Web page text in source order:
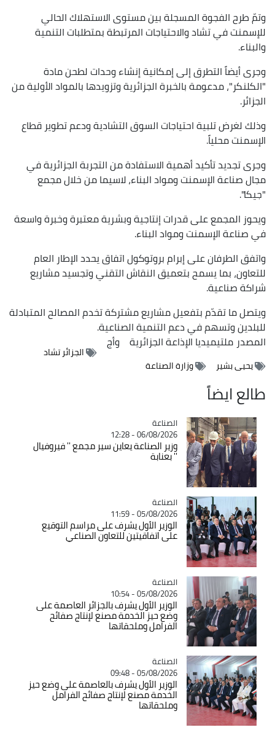
وتمّ طرح الفجوة المسجلة بين مستوى الاستهلاك الحالي
للإسمنت في تشاد والاحتياجات المرتبطة بمتطلبات التنمية
والبناء.
وجرى أيضاً التطرق إلى إمكانية إنشاء وحدات لطحن مادة
"الكلنكر"، مدعومة بالخبرة الجزائرية وتزويدها بالمواد الأولية من
الجزائر.
وذلك لغرض تلبية احتياجات السوق التشادية ودعم تطوير قطاع
الإسمنت محلياً.
وجرى تجديد تأكيد أهمية الاستفادة من التجربة الجزائرية في
مجال صناعة الإسمنت ومواد البناء، لاسيما من خلال مجمع
"جيكا".
ويحوز المجمع على قدرات إنتاجية وبشرية معتبرة وخبرة واسعة
في صناعة الإسمنت ومواد البناء.
واتفق الطرفان على إبرام بروتوكول اتفاق يحدد الإطار العام
للتعاون، بما يسمح بتعميق النقاش التقني وتجسيد مشاريع
شراكة صناعية.
ويتصل ما تقدّم بتفعيل مشاريع مشتركة تخدم المصالح المتبادلة
للبلدين وتسهم في دعم التنمية الصناعية.
المصدرملتيميديا الإذاعة الجزائرية وأج
الجزائر تشاد
يحيى بشير
وزارة الصناعة
طالع ايضاً
Catégorie
الصناعة
06/08/2026 - 12:28
وزير الصناعة يعاين سير مجمع '' فيروفيال
'' بعنابة
Catégorie
الصناعة
05/08/2026 - 11:59
الوزير الأول يشرف على مراسم التوقيع
على اتفاقيتين للتعاون الصناعي
Catégorie
الصناعة
05/08/2026 - 10:54
الوزير الأول يشرف بالجزائر العاصمة على
وضع حيز الخدمة مصنع لإنتاج صفائح
الفرامل وملحقاتها
Catégorie
الصناعة
05/08/2026 - 09:48
الوزير الأول يشرف بالعاصمة على وضع حيز
الخدمة مصنع لإنتاج صفائح الفرامل
وملحقاتها